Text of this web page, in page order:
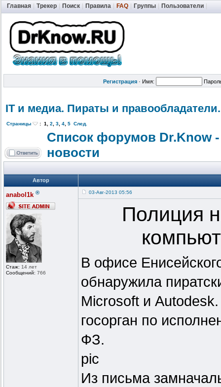
Главная Трекер Поиск Правила FAQ Группы Пользователи
Регистрация · Имя:
IT и медиа. Пираты и правообладат
Страницы : 1, 2, 3, 4, 5 След.
Список форумов Dr.Know
новости
Автор
anabol1k ®
Стаж: 14 лет
Сообщений: 766
03-Авг-2013 05:56
Полиция
В офисе
обнаружила
Microsoft и
госорган по
ФЗ.
pic
Из письма